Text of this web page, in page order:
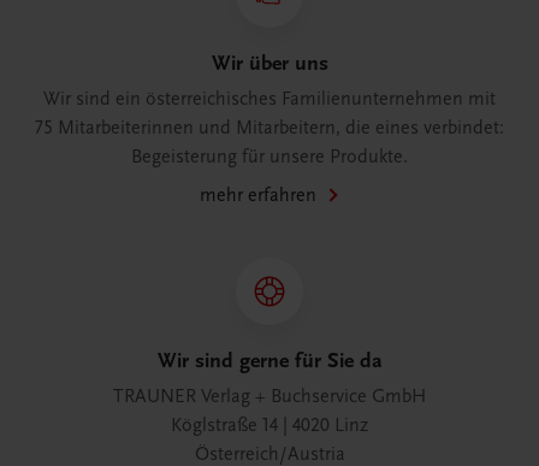
Wir über uns
Wir sind ein österreichisches Familienunternehmen mit
75 Mitarbeiterinnen und Mitarbeitern, die eines verbindet:
Begeisterung für unsere Produkte.
mehr erfahren
Wir sind gerne für Sie da
TRAUNER Verlag + Buchservice GmbH
Köglstraße 14 | 4020 Linz
Österreich/Austria